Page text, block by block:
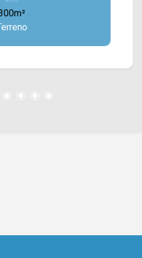
Av. Giaconda Cibin e
região conta com
e Sonabrasa, campo de
em contato
(19) 3475-4546